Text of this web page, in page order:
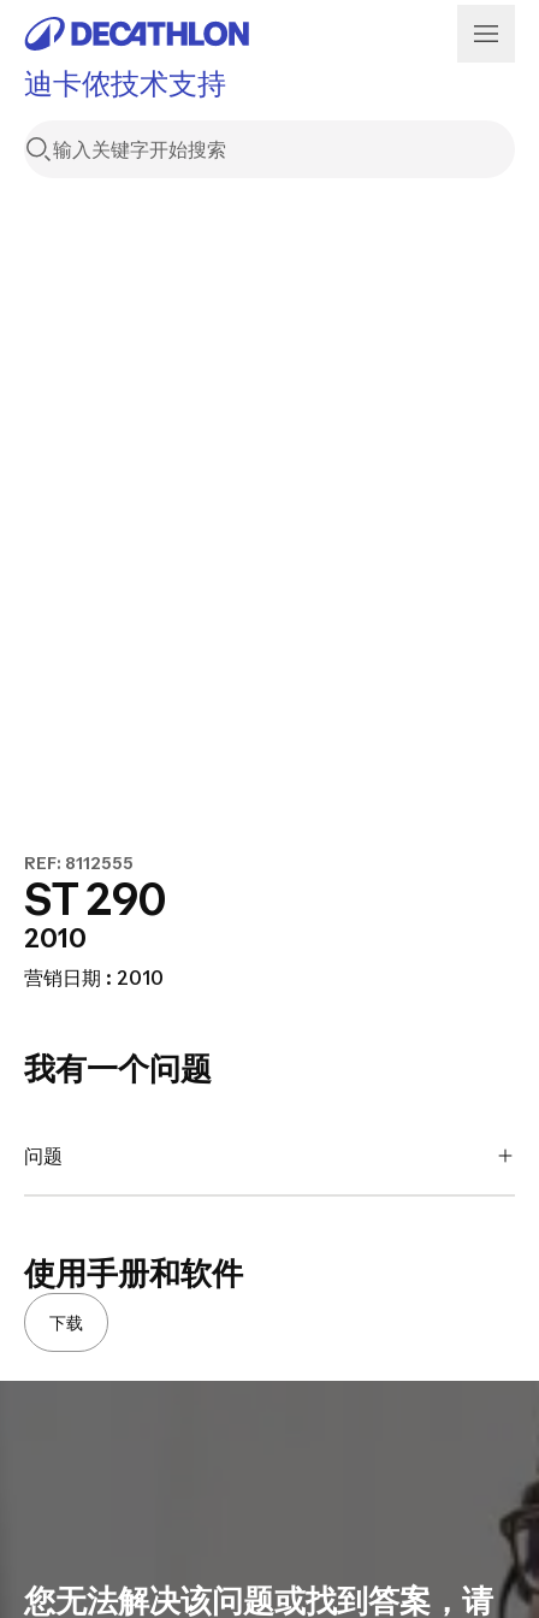
迪卡侬技术支持
REF: 8112555
ST 290
2010
营销日期 : 2010
我有一个问题
问题
使用手册和软件
下载
您无法解决该问题或找到答案，请